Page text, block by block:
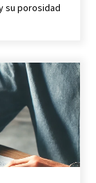
EE.UU.-Irán:
Difusores
su porosidad